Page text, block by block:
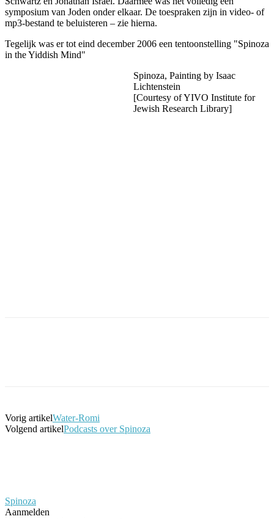
symposium van Joden onder elkaar. De toespraken zijn in video- of
mp3-bestand te beluisteren – zie hierna.
Tegelijk was er tot eind december 2006 een tentoonstelling "Spinoza
in the Yiddish Mind"
Spinoza, Painting by Isaac
Lichtenstein
[Courtesy of YIVO Institute for
Jewish Research Library]
Vorig artikelWater-Romi
Volgend artikelPodcasts over Spinoza
Spinoza
Aanmelden